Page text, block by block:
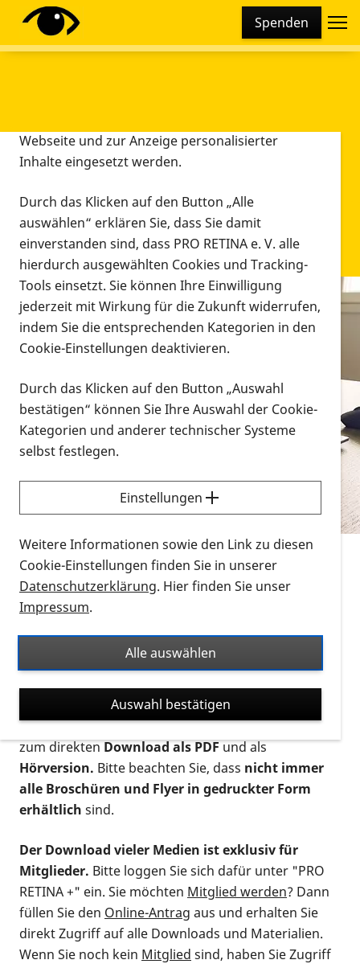
Spenden
Infomaterial
Infomaterial
Vorlesen
Alle Infomaterialien in verschiedenen
Formaten an einem Ort
Sie möchten wissen, wie Sie nach Infonmaterial
suchen und dieses bestellen bzw. herunterladen
können? Schauen Sie sich dieErklärvideos zum
Thema Infomaterial auf der PRO RETINA-Website
für blinde und sehbehinderte Menschen an.
Auf dieser Seite finden Sie sämtliches Infomaterial
Ort. Nutzen Sie den Formatfilter, um ausschließlich
nach Flyern und Broschüren, Audios oder Videos zu
suchen. Die meisten Flyer und Broschüren werden in
verschiedenen Formaten angeboten: zur
postalischen Bestellung als gedruckte Variante
zum direktenDownload als PDFund als
Hörversion. Bitte beachten Sie, dass nicht immer
alle Broschüren und Flyer in gedruckter Form
erhältlich sind.
Der Download vieler Medien ist exklusiv für
Mitglieder. Bitte loggen Sie sich dafür unter "PRO
RETINA +" ein. Sie möchten Mitglied werden? Dann
füllen Sie den Online-Antrag aus und erhalten Sie
direkt Zugriff auf alle Downloads und Materialien.
Wenn Sie noch kein Mitglied sind, haben Sie Zugriff
Diese Webseite setzt verschiedene Cookies und
Tracking-Tools ein. Dies beinhaltet Cookies und
Webseite und zur Anzeige personalisierter
Inhalte eingesetzt werden.
Durch das Klicken auf den Button „Alle
auswählen“ erklären Sie, dass Sie damit
einverstanden sind, dass PRO RETINA e. V. alle
hierdurch ausgewählten Cookies und Tracking-
Tools einsetzt. Sie können Ihre Einwilligung
jederzeit mit Wirkung für die Zukunft widerrufen,
indem Sie die entsprechenden Kategorien in den
Cookie-Einstellungen deaktivieren.
Durch das Klicken auf den Button „Auswahl
bestätigen“ können Sie Ihre Auswahl der Cookie-
Kategorien und anderer technischer Systeme
selbst festlegen.
Einstellungen
Weitere Informationen sowie den Link zu diesen
Cookie-Einstellungen finden Sie in unserer
Datenschutzerklärung. Hier finden Sie unser
Impressum.
Alle auswählen
Auswahl bestätigen